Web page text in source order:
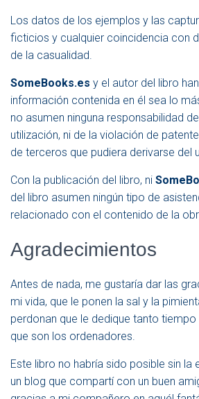
Los datos de los ejemplos y las
ficticios y cualquier coincidencia con
de la casualidad.
SomeBooks.es y el autor del libro
información contenida en él sea lo
no asumen ninguna responsabilidad
utilización, ni de la violación de
de terceros que pudiera derivarse del
Con la publicación del libro, ni
del libro asumen ningún tipo de
relacionado con el contenido de la
Agradecimientos
Antes de nada, me gustaría dar las
mi vida, que le ponen la sal y la
perdonan que le dedique tanto
que son los ordenadores.
Este libro no habría sido posible sin la
un blog que compartí con un buen